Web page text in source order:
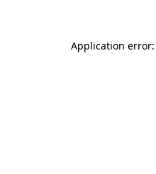
Application